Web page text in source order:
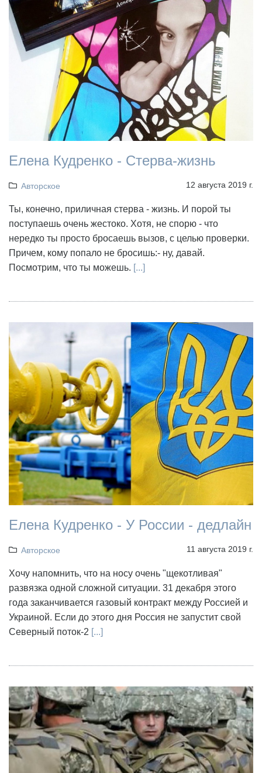
Елена Кудренко - Стерва-жизнь
Авторское 12 августа 2019 г.
Ты, конечно, приличная стерва - жизнь. И порой ты
поступаешь очень жестоко. Хотя, не спорю - что
нередко ты просто бросаешь вызов, с целью проверки.
Причем, кому попало не бросишь:- ну, давай.
Посмотрим, что ты можешь. [...]
Елена Кудренко - У России - дедлайн
Авторское 11 августа 2019 г.
Хочу напомнить, что на носу очень "щекотливая"
развязка одной сложной ситуации. 31 декабря этого
года заканчивается газовый контракт между Россией и
Украиной. Если до этого дня Россия не запустит свой
Северный поток-2 [...]